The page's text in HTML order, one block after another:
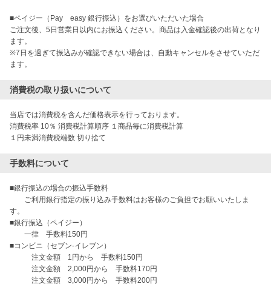
■ペイジー（Pay　easy 銀行振込）をお選びいただいた場合
ご注文後、5日営業日以内にお振込ください。商品は入金確認後の出荷となり
ます。
※7日を過ぎて振込みが確認できない場合は、自動キャンセルをさせていただ
ます。
消費税の取り扱いについて
当店では消費税を含んだ価格表示を行っております。
消費税率 10％ 消費税計算順序 １商品毎に消費税計算
１円未満消費税端数 切り捨て
手数料について
■銀行振込の場合の振込手数料
ご利用銀行指定の振り込み手数料はお客様のご負担でお願いいたしま
す。
■銀行振込（ペイジー）
一律　手数料150円
■コンビニ（セブン-イレブン）
注文金額　1円から　手数料150円
注文金額　2,000円から　手数料170円
注文金額　3,000円から　手数料200円